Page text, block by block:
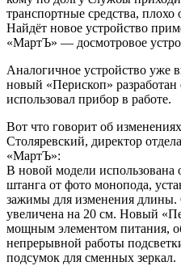
транспортные средства,
Найдёт новое устройство
«МартЪ» — досмотровое
Аналогичное устройство уже
новый «Перископ»
использовал прибор в работе.
Вот что говорит об
Столяревский, директор
«МартЪ»:
В новой модели использована
штанга от фото монопода,
зажимы для изменения длины.
увеличена на 20 см. Новый
мощным элементом питания,
непрерывной работы
подсумок для сменных зеркал.